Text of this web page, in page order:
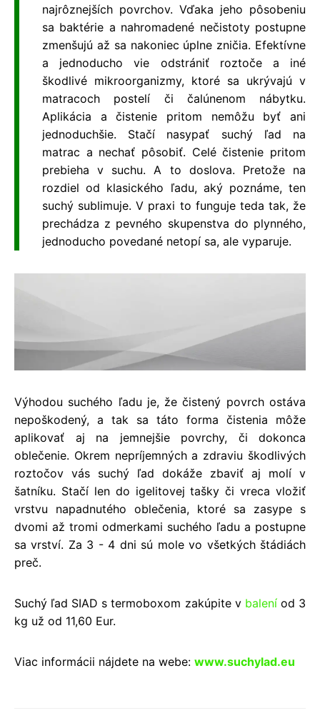
najrôznejších povrchov. Vďaka jeho pôsobeniu
sa baktérie a nahromadené nečistoty postupne
zmenšujú až sa nakoniec úplne zničia. Efektívne
a jednoducho vie odstrániť roztoče a iné
škodlivé mikroorganizmy, ktoré sa ukrývajú v
matracoch postelí či čalúnenom nábytku.
Aplikácia ačistenie pritom nemôžu byť ani
jednoduchšie. Stačí nasypať suchý ľad na
matrac a nechať pôsobiť. Celé čistenie pritom
prebieha v suchu. A to doslova. Pretože na
rozdiel od klasického ľadu, aký poznáme, ten
suchý sublimuje. V praxi to funguje teda tak, že
prechádza z pevného skupenstva do plynného,
jednoducho povedané netopí sa, ale vyparuje.
Výhodou suchého ľadu je, že čistený povrch ostáva
nepoškodený, a tak sa táto forma čistenia môže
aplikovať aj na jemnejšie povrchy, či dokonca
oblečenie. Okrem nepríjemných a zdraviu škodlivých
roztočov vás suchý ľad dokáže zbaviť aj molí v
šatníku. Stačí len do igelitovej tašky či vreca vložiť
vrstvu napadnutého oblečenia, ktoré sa zasype s
dvomi až tromi odmerkami suchého ľadu a postupne
sa vrství. Za 3 - 4 dni sú mole vo všetkých štádiách
preč.
Suchý ľad SIAD s termoboxom zakúpite v baleníod 3
kg už od 11,60 Eur.
Viac informácii nájdete na webe: www.suchylad.eu